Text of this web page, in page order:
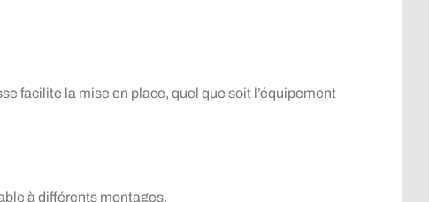
facilite la mise en place, quel que soit l’équipement
à différents montages.